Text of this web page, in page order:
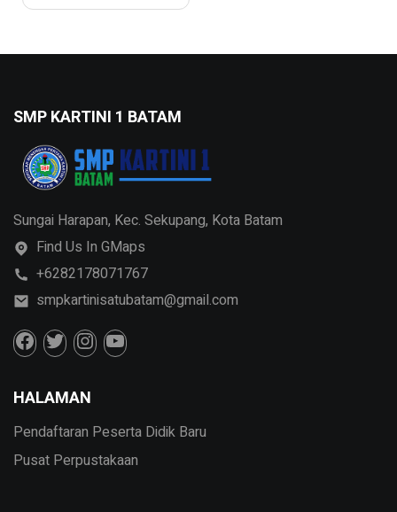
SMP KARTINI 1 BATAM
Sungai Harapan, Kec. Sekupang, Kota Batam
Find Us In GMaps
+6282178071767
smpkartinisatubatam@gmail.com
HALAMAN
Pendaftaran Peserta Didik Baru
Pusat Perpustakaan